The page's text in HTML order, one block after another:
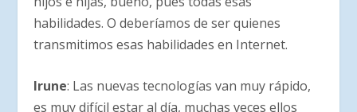
habilidades. O deberíamos de ser quienes
transmitimos esas habilidades en Internet.
Irune: Las nuevas tecnologías van muy rápido,
es muy difícil estar al día, muchas veces ellos